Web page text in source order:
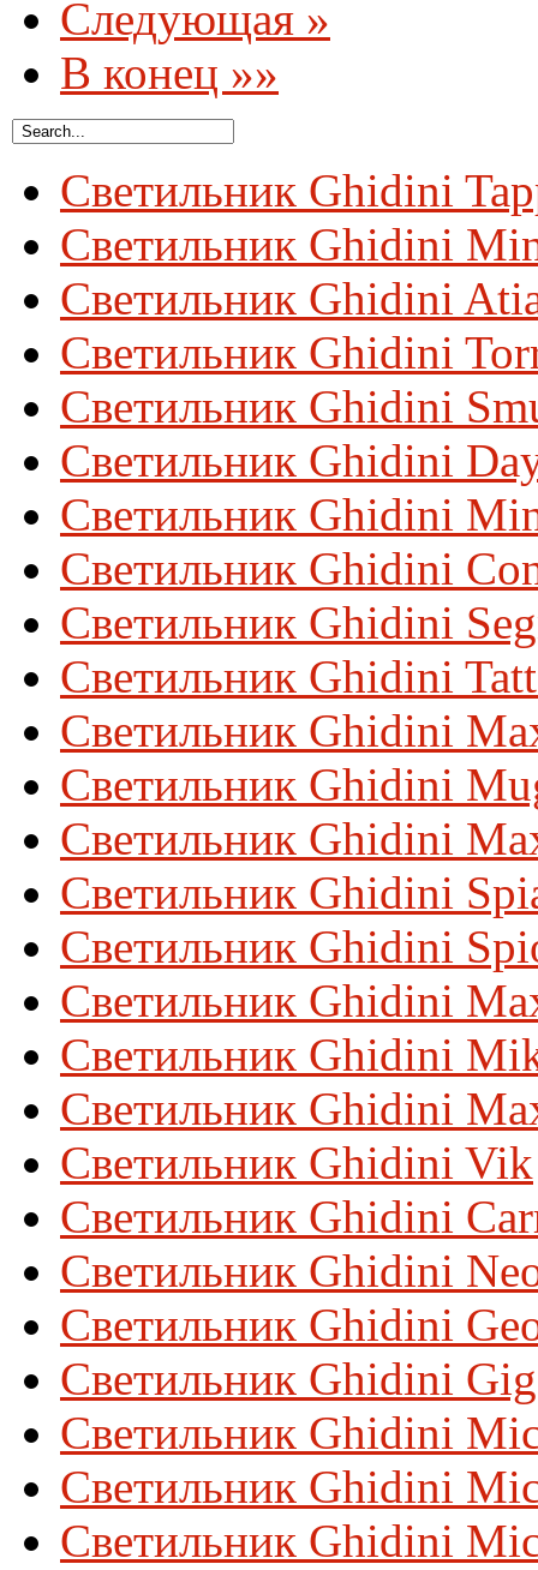
Следующая »
В конец »»
Светильник Ghidini
Светильник Ghidini
Светильник Ghidini
Светильник Ghidini
Светильник Ghidini
Светильник Ghidini
Светильник Ghidini
Светильник Ghidini
Светильник Ghidini
Светильник Ghidini
Светильник Ghidini
Светильник Ghidini
Светильник Ghidini
Светильник Ghidini
Светильник Ghidini
Светильник Ghidini
Светильник Ghidini
Светильник Ghidini
Светильник Ghidini Vik
Светильник Ghidini
Светильник Ghidini
Светильник Ghidini
Светильник Ghidini
Светильник Ghidini
Светильник Ghidini
Светильник Ghidini